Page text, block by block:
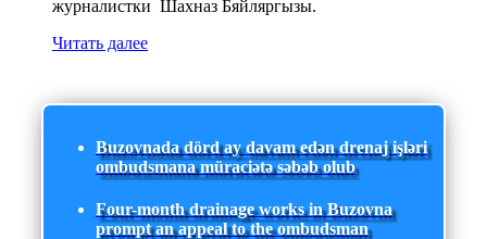
журналистки Шахназ Бяйляргызы.
Читать далее
Buzovnada dörd ay davam edən drenaj işləri
ombudsmana müraciətə səbəb olub
Four-month drainage works in Buzovna
prompt an appeal to the ombudsman